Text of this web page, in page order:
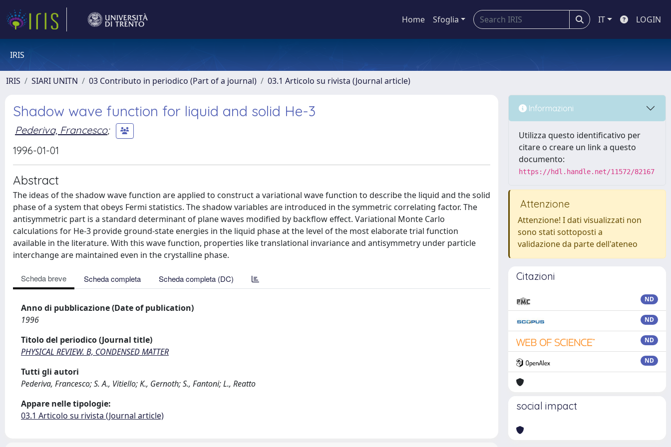
Home Sfoglia IT LOGIN
IRIS
IRIS SIARI UNITN 03 Contributo in periodico (Part of a journal) 03.1 Articolo su rivista (Journal article)
Shadow wave function for liquid and solid He-3
Pederiva, Francesco;
1996-01-01
Abstract
The ideas of the shadow wave function are applied to construct a variational wave function to describe the liquid and the solid
phase of a system that obeys Fermi statistics. The shadow variables are introduced in the symmetric correlating factor. The
antisymmetric part is a standard determinant of plane waves modified by backflow effect. Variational Monte Carlo
calculations for He-3 provide ground-state energies in the liquid phase at the level of the most elaborate trial function
available in the literature. With this wave function, properties like translational invariance and antisymmetry under particle
interchange are maintained even in the crystalline phase.
Scheda breve Scheda completa Scheda completa (DC)
Anno di pubblicazione (Date of publication)
1996
Titolo del periodico (Journal title)
PHYSICAL REVIEW. B, CONDENSED MATTER
Tutti gli autori
Pederiva, Francesco; S. A., Vitiello; K., Gernoth; S., Fantoni; L., Reatto
Appare nelle tipologie:
03.1 Articolo su rivista (Journal article)
Informazioni
Utilizza questo identificativo per
citare o creare un link a questo
documento:
https://hdl.handle.net/11572/82167
Attenzione
Attenzione! I dati visualizzati non
sono stati sottoposti a
validazione da parte dell'ateneo
Citazioni
ND
ND
ND
ND
social impact